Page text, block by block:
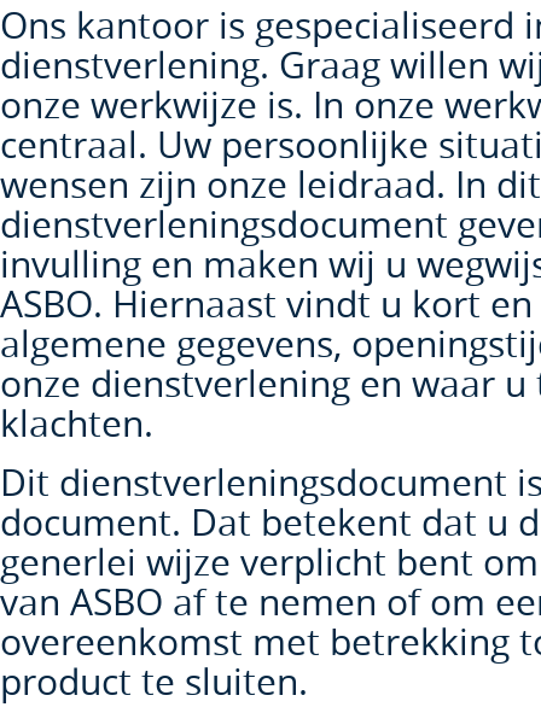
Ons kantoor is gespecialiseerd
dienstverlening. Graag willen
onze werkwijze is. In onze
centraal. Uw persoonlijke
wensen zijn onze leidraad. In dit
dienstverleningsdocument
invulling en maken wij u
ASBO. Hiernaast vindt u kort
algemene gegevens,
onze dienstverlening en waar
klachten.
Dit dienstverleningsdocument
document. Dat betekent dat u
generlei wijze verplicht bent
van ASBO af te nemen of om
overeenkomst met betrekking
product te sluiten.